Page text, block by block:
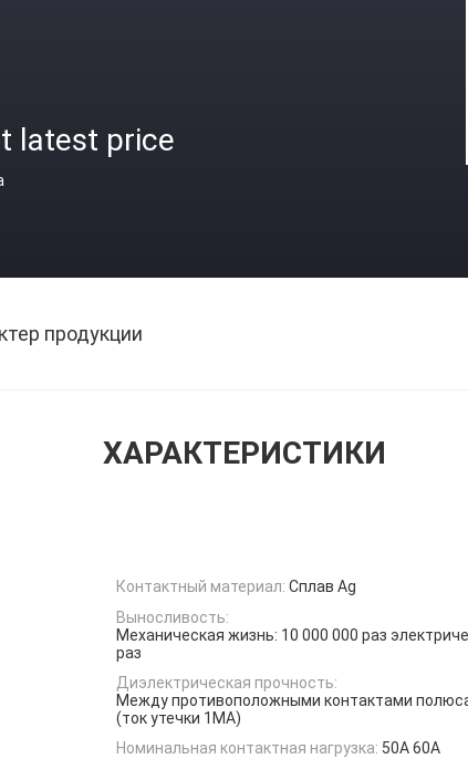
latest price
продукции
ХАРАКТЕРИСТИКИ
Контактный материал: Сплав Ag
Выносливость:
Механическая жизнь: 10 000 000 раз
раз
Диэлектрическая прочность:
Между противоположными контактами полюса:
(ток утечки 1MA)
Номинальная контактная нагрузка: 50А 60А